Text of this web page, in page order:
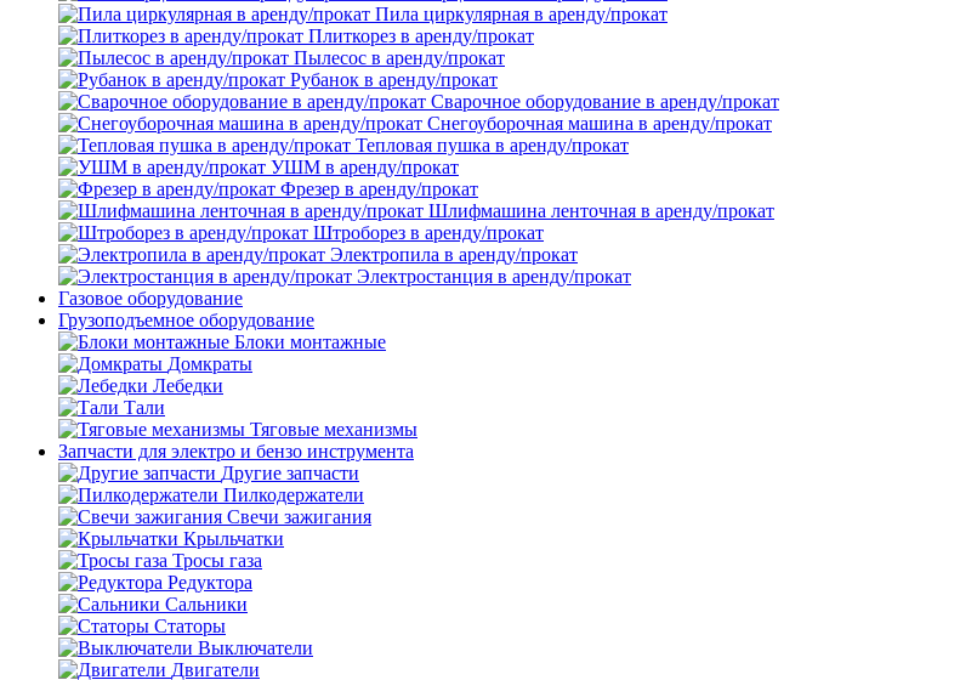
Пила циркулярная в аренду/прокат
Плиткорез в аренду/прокат
Пылесос в аренду/прокат
Рубанок в аренду/прокат
Сварочное оборудование в аренду/прокат
Снегоуборочная машина в аренду/прокат
Тепловая пушка в аренду/прокат
УШМ в аренду/прокат
Фрезер в аренду/прокат
Шлифмашина ленточная в аренду/прокат
Штроборез в аренду/прокат
Электропила в аренду/прокат
Электростанция в аренду/прокат
Газовое оборудование
Грузоподъемное оборудование
Блоки монтажные
Домкраты
Лебедки
Тали
Тяговые механизмы
Запчасти для электро и бензо инструмента
Другие запчасти
Пилкодержатели
Свечи зажигания
Крыльчатки
Тросы газа
Редуктора
Сальники
Статоры
Выключатели
Двигатели